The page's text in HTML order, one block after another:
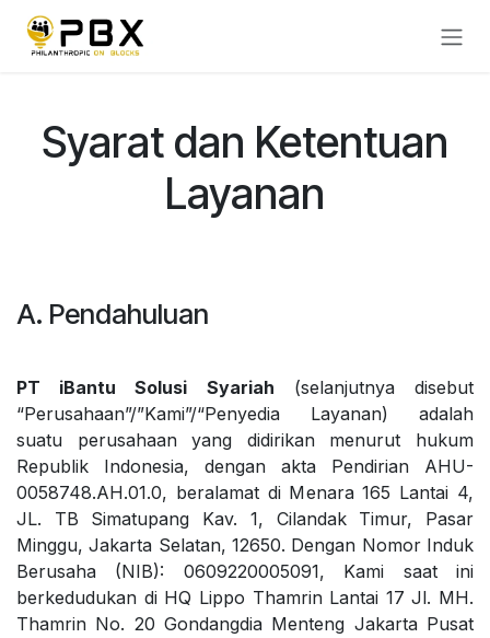
Skip to Content
Syarat dan Ketentuan
Layanan
A. Pendahuluan
PT iBantu Solusi Syariah (selanjutnya disebut
“Perusahaan”/”Kami”/“Penyedia Layanan) adalah
suatu perusahaan yang didirikan menurut hukum
Republik Indonesia, dengan akta Pendirian AHU-
0058748.AH.01.0, beralamat di Menara 165 Lantai 4,
JL. TB Simatupang Kav. 1, Cilandak Timur, Pasar
Minggu, Jakarta Selatan, 12650. Dengan Nomor Induk
Berusaha (NIB): 0609220005091, Kami saat ini
berkedudukan di HQ Lippo Thamrin Lantai 17 Jl. MH.
Thamrin No. 20 Gondangdia Menteng Jakarta Pusat